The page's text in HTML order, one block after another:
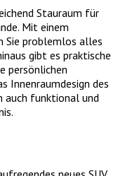
Stauraum für
Mit einem
Sie problemlos alles
gibt es praktische
persönlichen
Innenraumdesign des
auch funktional und